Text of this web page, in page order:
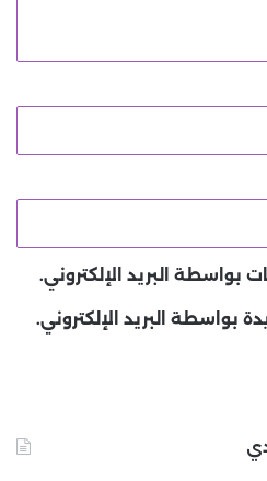
بواسطة البريد الإلكتروني.
بواسطة البريد الإلكتروني.